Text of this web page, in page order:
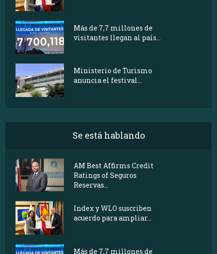
Más de 7,7 millones de
visitantes llegan al país...
Ministerio de Turismo
anuncia el festival...
Se está hablando
AM Best Affirms Credit
Ratings of Seguros
Reservas...
Index y WLO suscriben
acuerdo para ampliar...
Más de 7,7 millones de